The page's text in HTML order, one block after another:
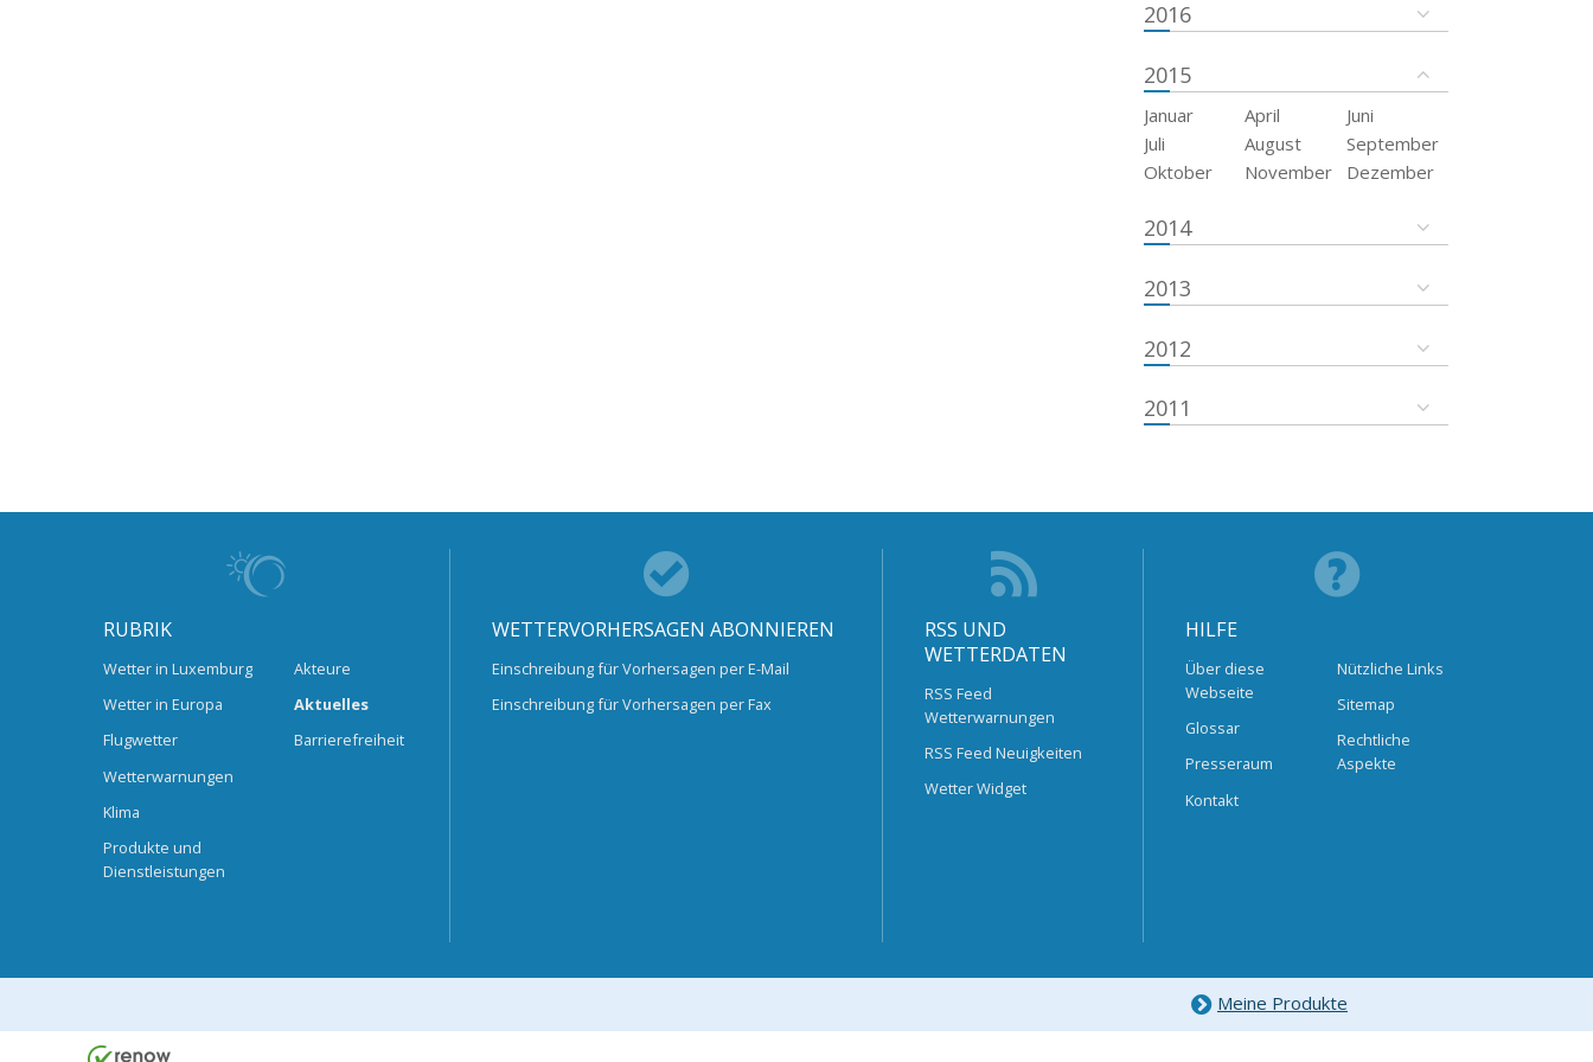
2016
2015
Januar April
Juni
Juli
August
September
Oktober
November Dezember
2014
2013
2012
2011
RUBRIK
Wetter in Luxemburg
Wetter in Europa
Flugwetter
Wetterwarnungen
Klima
Produkte und
Dienstleistungen
Akteure
Aktuelles
Barrierefreiheit
WETTERVORHERSAGEN ABONNIEREN
Einschreibung für Vorhersagen per E-Mail
Einschreibung für Vorhersagen per Fax
RSS UND
WETTERDATEN
RSS Feed
Wetterwarnungen
RSS Feed Neuigkeiten
Wetter Widget
HILFE
Über diese
Webseite
Glossar
Presseraum
Kontakt
Nützliche Links
Sitemap
Rechtliche
Aspekte
Meine Produkte